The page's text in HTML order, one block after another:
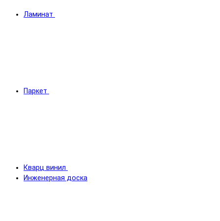
Ламинат
Паркет
Кварц винил
Инженерная доска